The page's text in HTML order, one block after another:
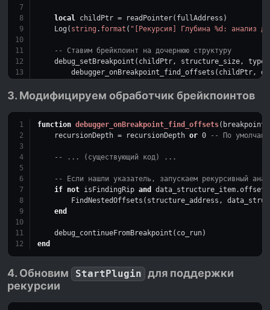
local childPtr = readPointer(fullAddress)
    Log(
string. format ( "[Рекурсия] Глубина %d: анализ
-- Ставим брейкпоинт на дочернюю структуру
debug_setBreakpoint(childPtr, structure_size,
debugger_onBreakpoint_find_offsets(childPtr,
end
3. Модифицируем обработчик брейкпоинтов
function debugger_onBreakpoint_find_offsets
    recursionDepth = recursionDepth
or 0 -- По
-- ... (существующий код) ...
-- Если нашли указатель, запускаем рекурсивный
if not isFindingRip and
data_structure_item.offset
FindNestedOffsets(structure_address,
end
    debug_continueFromBreakpoint(co_run)
end
4. Обновим StartPlugin для поддержки
рекурсии